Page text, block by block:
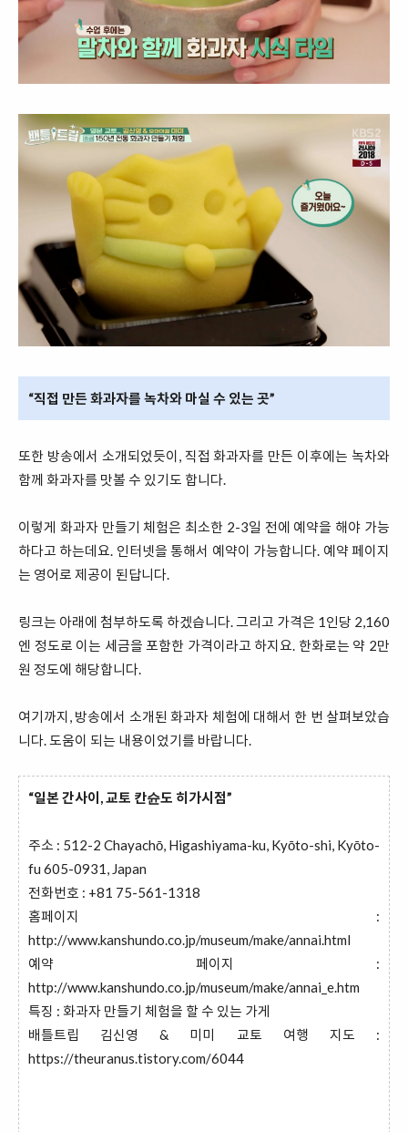
“직접 만든 화과자를 녹차와 마실 수 있는 곳”
또한 방송에서 소개되었듯이, 직접 화과자를 만든 이후에는 녹차와
함께 화과자를 맛볼 수 있기도 합니다.
이렇게 화과자 만들기 체험은 최소한 2-3일 전에 예약을 해야 가능
하다고 하는데요. 인터넷을 통해서 예약이 가능합니다. 예약 페이지
는 영어로 제공이 된답니다.
링크는 아래에 첨부하도록 하겠습니다. 그리고 가격은 1인당 2,160
엔 정도로 이는 세금을 포함한 가격이라고 하지요. 한화로는 약 2만
원 정도에 해당합니다.
여기까지, 방송에서 소개된 화과자 체험에 대해서 한 번 살펴보았습
니다. 도움이 되는 내용이었기를 바랍니다.
“일본 간사이, 교토 칸슌도 히가시점”
주소 : 512-2 Chayachō, Higashiyama-ku, Kyōto-shi, Kyōto-
fu 605-0931, Japan
전화번호 : +81 75-561-1318
홈페이지 :
http://www.kanshundo.co.jp/museum/make/annai.html
예약 페이지 :
http://www.kanshundo.co.jp/museum/make/annai_e.htm
특징 : 화과자 만들기 체험을 할 수 있는 가게
배틀트립 김신영 & 미미 교토 여행 지도 :
https://theuranus.tistory.com/6044